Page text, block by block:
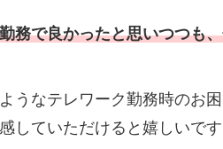
務で良かったと思いつつも
うなテレワーク勤務時のお
していただけると嬉しいです